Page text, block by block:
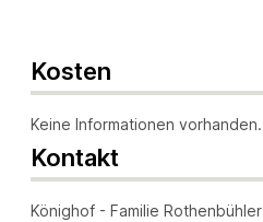
Kosten
Keine Informationen vorhanden.
Kontakt
Könighof - Familie Rothenbühler